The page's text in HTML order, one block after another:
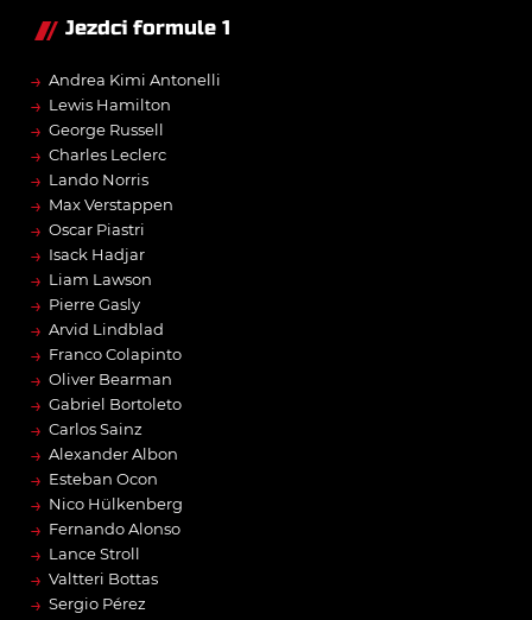
Jezdci formule 1
→ Andrea Kimi Antonelli
→ Lewis Hamilton
→ George Russell
→ Charles Leclerc
→ Lando Norris
→ Max Verstappen
→ Oscar Piastri
→ Isack Hadjar
→ Liam Lawson
→ Pierre Gasly
→ Arvid Lindblad
→ Franco Colapinto
→ Oliver Bearman
→ Gabriel Bortoleto
→ Carlos Sainz
→ Alexander Albon
→ Esteban Ocon
→ Nico Hülkenberg
→ Fernando Alonso
→ Lance Stroll
→ Valtteri Bottas
→ Sergio Pérez